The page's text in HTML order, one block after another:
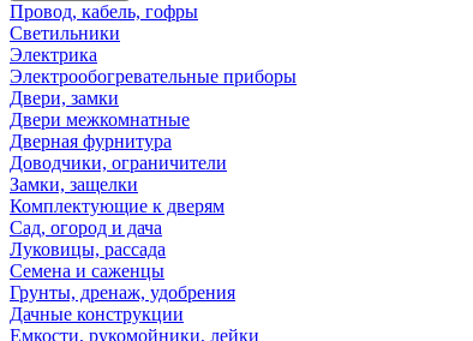
Провод, кабель, гофры
Светильники
Электрика
Электрообогревательные приборы
Двери, замки
Двери межкомнатные
Дверная фурнитура
Доводчики, ограничители
Замки, защелки
Комплектующие к дверям
Сад, огород и дача
Луковицы, рассада
Семена и саженцы
Грунты, дренаж, удобрения
Дачные конструкции
Емкости, рукомойники, лейки